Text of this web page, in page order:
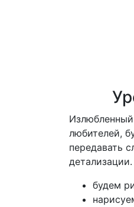
И
любителей,
передавать
будем